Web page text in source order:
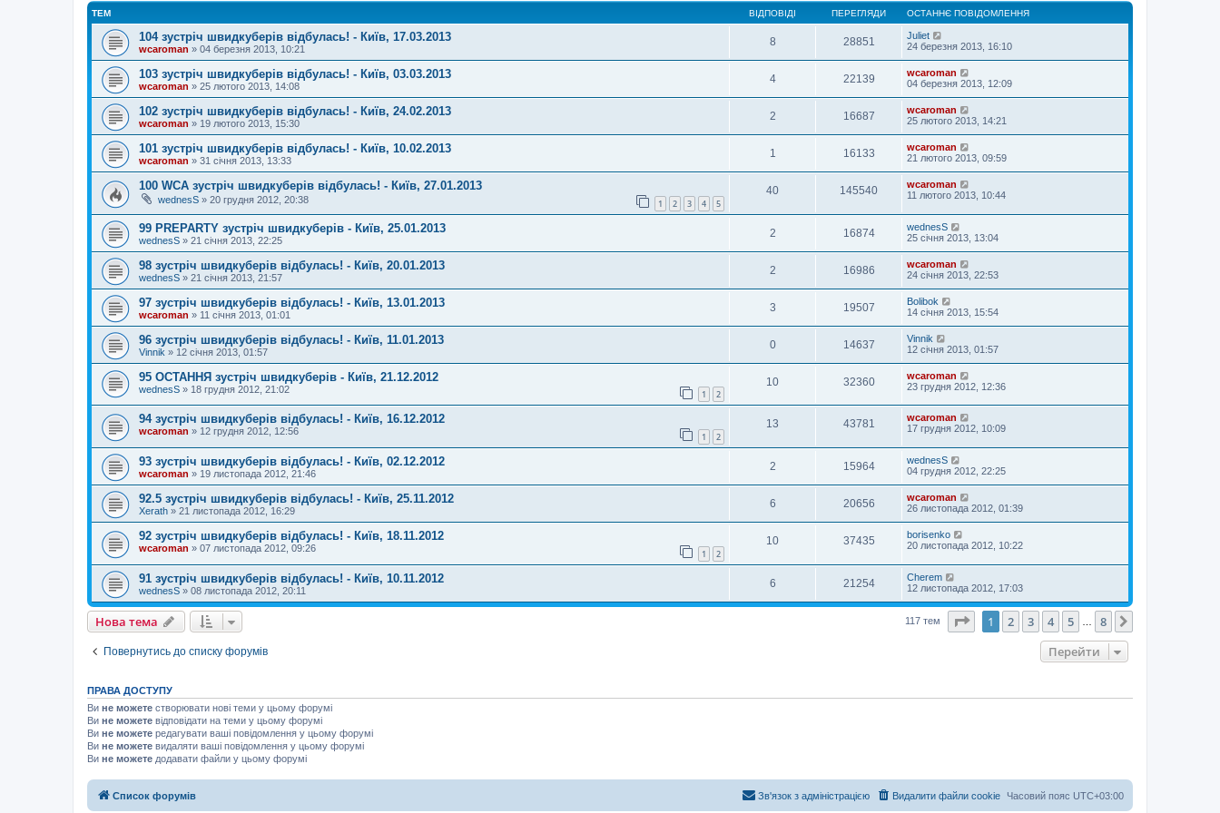
ТЕМ ВІДПОВІДІ ПЕРЕГЛЯДИ ОСТАННЄ ПОВІДОМЛЕННЯ
104 зустріч швидкуберів відбулась! - Київ, 17.03.2013
wcaroman » 04 березня 2013, 10:21
8 28851
Juliet
24 березня 2013, 16:10
103 зустріч швидкуберів відбулась! - Київ, 03.03.2013
wcaroman » 25 лютого 2013, 14:08
4 22139
wcaroman
04 березня 2013, 12:09
102 зустріч швидкуберів відбулась! - Київ, 24.02.2013
wcaroman » 19 лютого 2013, 15:30
2 16687
wcaroman
25 лютого 2013, 14:21
101 зустріч швидкуберів відбулась! - Київ, 10.02.2013
wcaroman » 31 січня 2013, 13:33
1 16133
wcaroman
21 лютого 2013, 09:59
100 WCA зустріч швидкуберів відбулась! - Київ, 27.01.2013
wednesS » 20 грудня 2012, 20:38 1 2 3 4 5
40 145540
wcaroman
11 лютого 2013, 10:44
99 PREPARTY зустріч швидкуберів - Київ, 25.01.2013
wednesS » 21 січня 2013, 22:25
2 16874
wednesS
25 січня 2013, 13:04
98 зустріч швидкуберів відбулась! - Київ, 20.01.2013
wednesS » 21 січня 2013, 21:57
2 16986
wcaroman
24 січня 2013, 22:53
97 зустріч швидкуберів відбулась! - Київ, 13.01.2013
wcaroman » 11 січня 2013, 01:01
3 19507
Bolibok
14 січня 2013, 15:54
96 зустріч швидкуберів відбулась! - Київ, 11.01.2013
Vinnik » 12 січня 2013, 01:57
0 14637
Vinnik
12 січня 2013, 01:57
95 ОСТАННЯ зустріч швидкуберів - Київ, 21.12.2012
wednesS » 18 грудня 2012, 21:02 1 2
10 32360
wcaroman
23 грудня 2012, 12:36
94 зустріч швидкуберів відбулась! - Київ, 16.12.2012
wcaroman » 12 грудня 2012, 12:56 1 2
13 43781
wcaroman
17 грудня 2012, 10:09
93 зустріч швидкуберів відбулась! - Київ, 02.12.2012
wcaroman » 19 листопада 2012, 21:46
2 15964
wednesS
04 грудня 2012, 22:25
92.5 зустріч швидкуберів відбулась! - Київ, 25.11.2012
Xerath » 21 листопада 2012, 16:29
6 20656
wcaroman
26 листопада 2012, 01:39
92 зустріч швидкуберів відбулась! - Київ, 18.11.2012
wcaroman » 07 листопада 2012, 09:26 1 2
10 37435
borisenko
20 листопада 2012, 10:22
91 зустріч швидкуберів відбулась! - Київ, 10.11.2012
wednesS » 08 листопада 2012, 20:11
6 21254
Cherem
12 листопада 2012, 17:03
Нова тема 117 тем Сторінка 1з 8
1 2 3 4 5 8
Повернутись до списку форумів Перейти
ПРАВА ДОСТУПУ
Ви не можете створювати нові теми у цьому форумі
Ви не можете відповідати на теми у цьому форумі
Ви не можете редагувати ваші повідомлення у цьому форумі
Ви не можете видаляти ваші повідомлення у цьому форумі
Ви не можете додавати файли у цьому форумі
Список форумів Часовий пояс UTC+03:00
Видалити файли cookie
Зв'язок з адміністрацією